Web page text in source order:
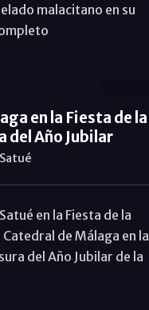
malacitano en su
en la Fiesta de la
del Año Jubilar
en la Fiesta de la
de Málaga en la
del Año Jubilar de la